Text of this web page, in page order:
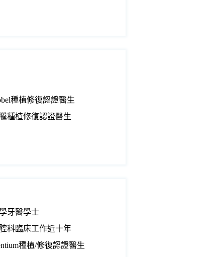
種植修復認證醫生
種植修復認證醫生
牙醫學士
科臨床工作近十年
種植/修復認證醫生